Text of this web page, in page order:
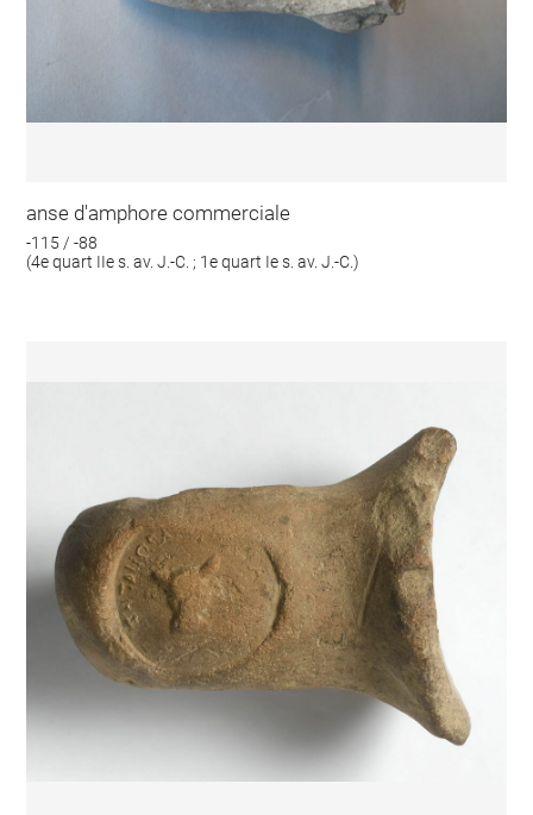
anse d'amphore commerciale
-115 / -88
(4e quart IIe s. av. J.-C. ; 1e quart Ie s. av. J.-C.)